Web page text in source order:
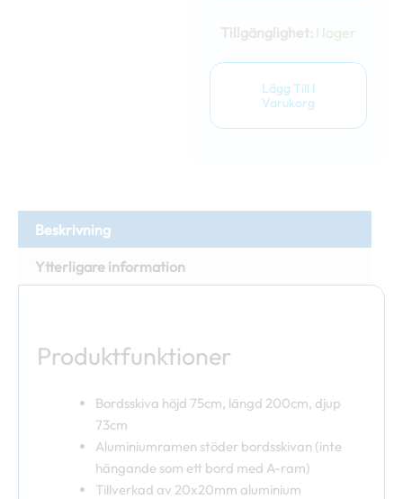
Tillgänglighet: I lager
Lägg Till I
Varukorg
Beskrivning
Ytterligare information
Produktfunktioner
Bordsskiva höjd 75cm, längd 200cm, djup
73cm
Aluminiumramen stöder bordsskivan (inte
hängande som ett bord med A-ram)
Tillverkad av 20x20mm aluminium